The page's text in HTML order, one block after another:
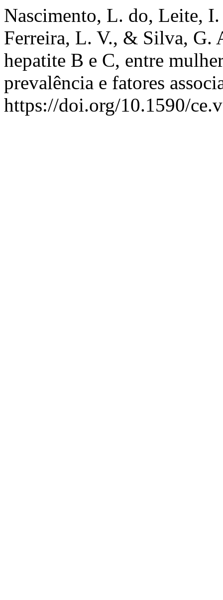
Nascimento, L. do, Leite,
Ferreira, L. V., & Silva, G.
hepatite B e C, entre
prevalência e fatores
https://doi.org/10.1590/